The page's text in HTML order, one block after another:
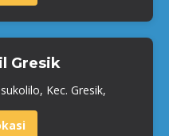
Gresik
Kec. Gresik,